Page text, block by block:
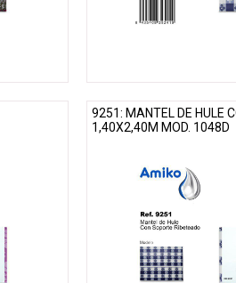
9251: MANTEL DE HULE
1,40X2,40M MOD. 1048D